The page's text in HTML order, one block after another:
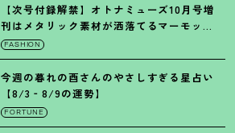
【次号付録解禁】オトナミューズ10月号増
刊はメタリック素材が洒落てるマーモット
の保冷バッグ
FASHION
今週の暮れの酉さんのやさしすぎる星占い
【8/3‐8/9の運勢】
FORTUNE